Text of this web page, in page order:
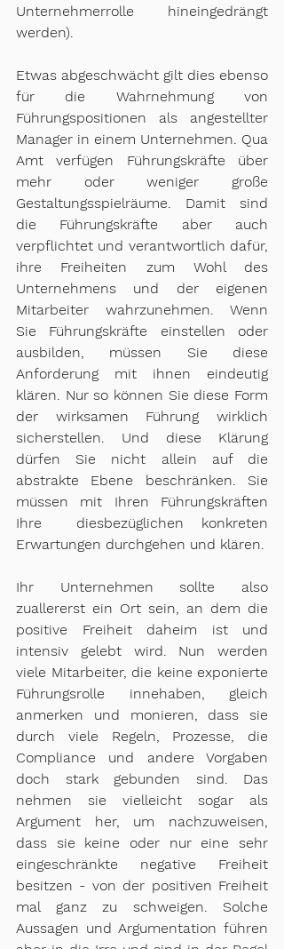
Unternehmerrolle hineingedrängt
werden).
Etwas abgeschwächt gilt dies ebenso
für die Wahrnehmung von
Führungspositionen als angestellter
Manager in einem Unternehmen. Qua
Amt verfügen Führungskräfte über
mehr oder weniger große
Gestaltungsspielräume. Damit sind
die Führungskräfte aber auch
verpflichtet und verantwortlich dafür,
ihre Freiheiten zum Wohl des
Unternehmens und der eigenen
Mitarbeiter wahrzunehmen. Wenn
Sie Führungskräfte einstellen oder
ausbilden, müssen Sie diese
Anforderung mit ihnen eindeutig
klären. Nur so können Sie diese Form
der wirksamen Führung wirklich
sicherstellen. Und diese Klärung
dürfen Sie nicht allein auf die
abstrakte Ebene beschränken. Sie
müssen mit Ihren Führungskräften
Ihre  diesbezüglichen konkreten
Erwartungen durchgehen und klären.
Ihr Unternehmen sollte also
zuallererst ein Ort sein, an dem die
positive Freiheit daheim ist und
intensiv gelebt wird. Nun werden
viele Mitarbeiter, die keine exponierte
Führungsrolle innehaben, gleich
anmerken und monieren, dass sie
durch viele Regeln, Prozesse, die
Compliance und andere Vorgaben
doch stark gebunden sind. Das
nehmen sie vielleicht sogar als
Argument her, um nachzuweisen,
dass sie keine oder nur eine sehr
eingeschränkte negative Freiheit
besitzen - von der positiven Freiheit
mal ganz zu schweigen. Solche
Aussagen und Argumentation führen